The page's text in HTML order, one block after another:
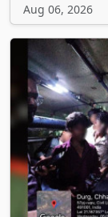
Aug 06, 2026